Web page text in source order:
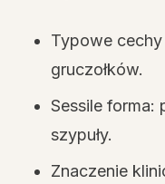
Typowe
gruczołków.
Sessile forma:
szypuły.
Znaczenie